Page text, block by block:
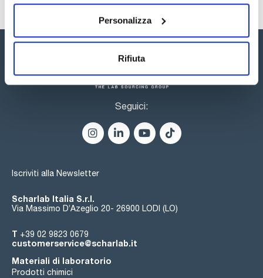
Personalizza
Rifiuta
Seguici:
Iscriviti alla Newsletter
Scharlab Italia S.r.l.
Via Massimo D’Azeglio 20- 26900 LODI (LO)
T +39 02 9823 0679
customerservice@scharlab.it
Materiali di laboratorio
Prodotti chimici